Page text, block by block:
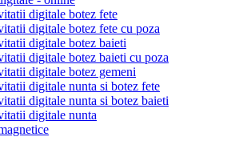
digitale botez fete
digitale botez fete cu poza
digitale botez baieti
digitale botez baieti cu poza
digitale botez gemeni
digitale nunta si botez fete
digitale nunta si botez baieti
digitale nunta